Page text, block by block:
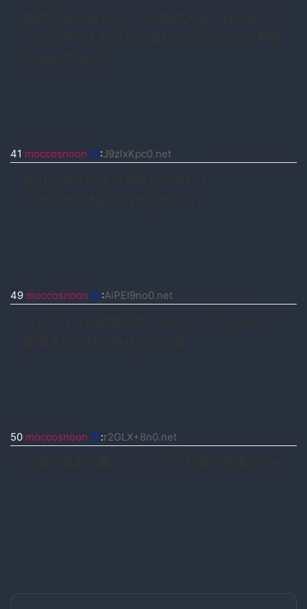
41 moccosnoon ID:J9zlxKpc0.net
49 moccosnoon ID:AiPEI9no0.net
50 moccosnoon ID:r2GLX+8n0.net